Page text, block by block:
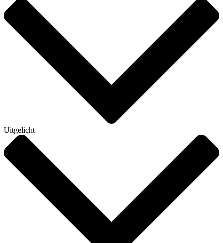
Uitgelicht